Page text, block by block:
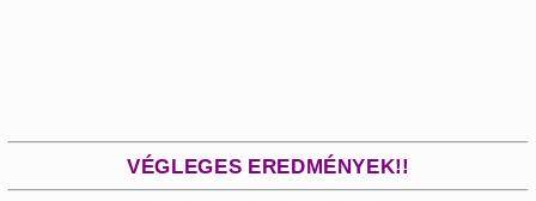
VÉGLEGES EREDMÉNYEK!!